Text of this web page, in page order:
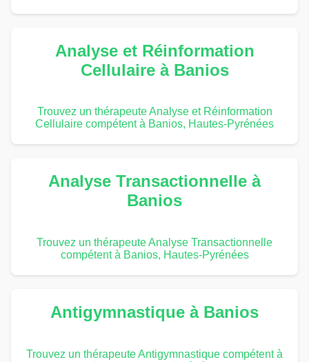
Analyse et Réinformation
Cellulaire à Banios
Trouvez un thérapeute Analyse et Réinformation
Cellulaire compétent à Banios, Hautes-Pyrénées
Analyse Transactionnelle à
Banios
Trouvez un thérapeute Analyse Transactionnelle
compétent à Banios, Hautes-Pyrénées
Antigymnastique à Banios
Trouvez un thérapeute Antigymnastique compétent à